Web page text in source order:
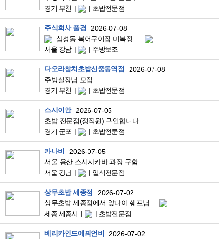
경기 부천
초밥전문점
주식회사 풀경
2026-07-08
삼성동 복어구이집 미복정 복어조리사 자격증 있으신 주방장님 구인
서울 강남
주방보조
다오라참치초밥신중동역점
2026-07-08
주방실장님 모집
경기 부천
초밥전문점
스시이안
2026-07-05
초밥 전문점(정직원) 구인합니다
경기 군포
초밥전문점
카나비
2026-07-05
서울 용산 스시사카바 과장 구함
서울 강남
일식전문점
상무초밥 세종점
2026-07-02
세종 세종시
초밥전문점
베리카인드에픠언비
2026-07-02